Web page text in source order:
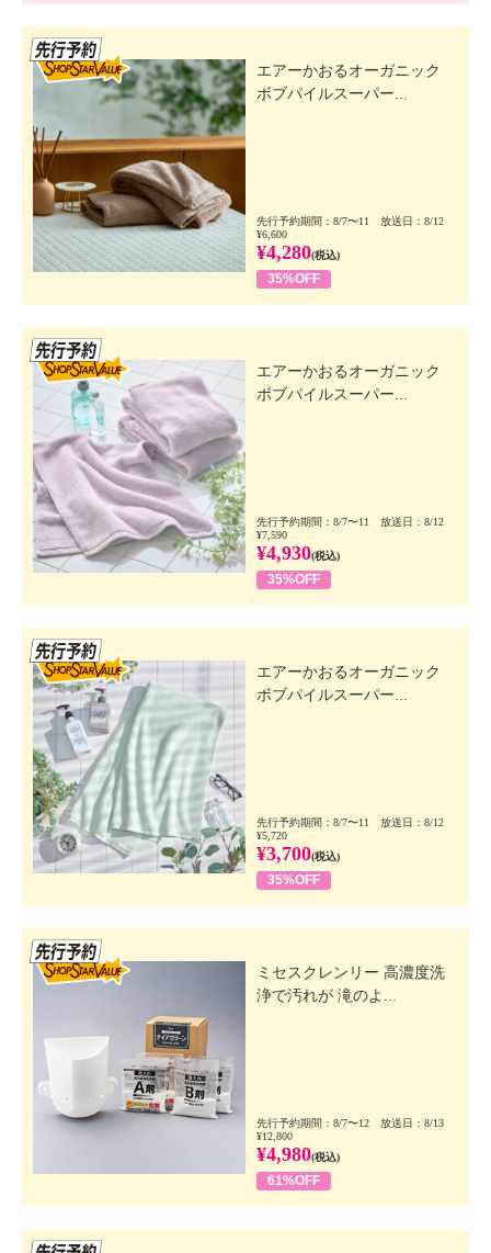
エアーかおるオーガニック
ボブパイルスーパー...
先行予約期間：8/7〜11 放送日：8/12
¥6,600
¥4,280(税込)
35%OFF
エアーかおるオーガニック
ボブパイルスーパー...
先行予約期間：8/7〜11 放送日：8/12
¥7,590
¥4,930(税込)
35%OFF
エアーかおるオーガニック
ボブパイルスーパー...
先行予約期間：8/7〜11 放送日：8/12
¥5,720
¥3,700(税込)
35%OFF
ミセスクレンリー 高濃度洗
浄で汚れが 滝のよ...
先行予約期間：8/7〜12 放送日：8/13
¥12,800
¥4,980(税込)
61%OFF